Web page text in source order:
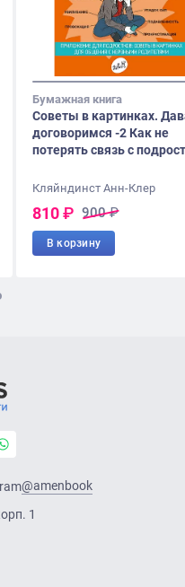
Бумажная книга
Советы в картинках.
договоримся -2 Как не
потерять связь с
Кляйндинст Анн-Клер
810₽ 900₽
В корзину
@amenbook
1